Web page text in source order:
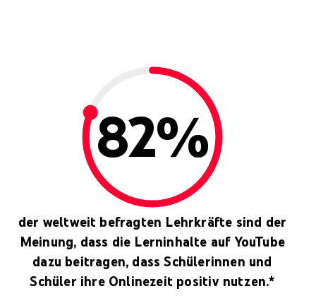
82%
der weltweit befragten Lehrkräfte sind der
Meinung, dass die Lerninhalte auf YouTube
dazu beitragen, dass Schülerinnen und
Schüler ihre Onlinezeit positiv nutzen.*